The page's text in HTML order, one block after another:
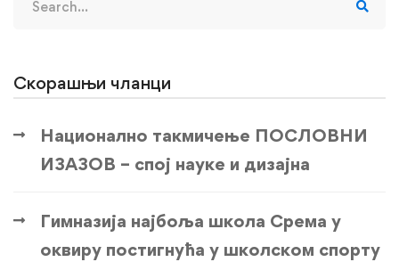
for:
Скорашњи чланци
Национално такмичење ПОСЛОВНИ
ИЗАЗОВ – спој науке и дизајна
Гимназија најбоља школа Срема у
оквиру постигнућа у школском спорту